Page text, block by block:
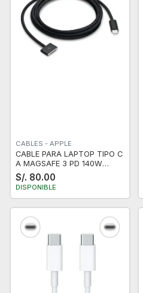
CABLES - APPLE
CABLE PARA LAPTOP TIPO C
A MAGSAFE 3 PD 140W
NEGRO 2M
S/. 80.00
DISPONIBLE